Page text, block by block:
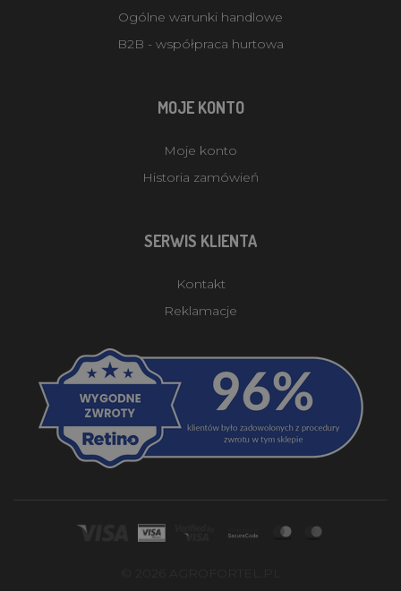
Ogólne warunki handlowe
B2B - współpraca hurtowa
MOJE KONTO
Moje konto
Historia zamówień
SERWIS KLIENTA
Kontakt
Reklamacje